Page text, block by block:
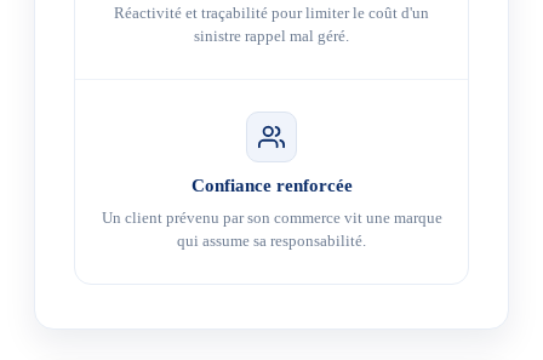
Réactivité et traçabilité pour limiter le coût d'un
sinistre rappel mal géré.
Confiance renforcée
Un client prévenu par son commerce vit une marque
qui assume sa responsabilité.